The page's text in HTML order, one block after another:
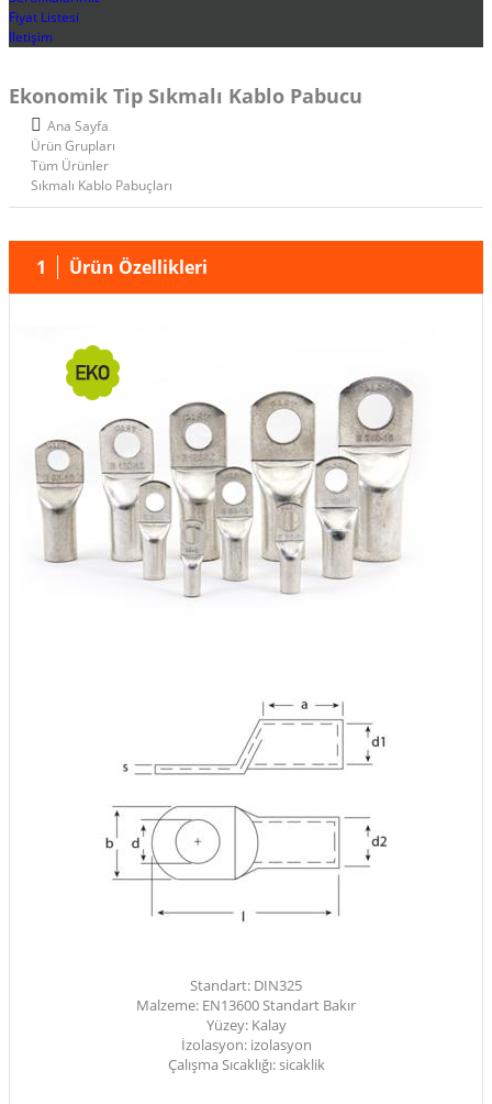
Fiyat Listesi
İletişim
Ekonomik Tip Sıkmalı Kablo Pabucu
Ana Sayfa
Ürün Grupları
Tüm Ürünler
Sıkmalı Kablo Pabuçları
1 Ürün Özellikleri
Standart: DIN325
Malzeme: EN13600 Standart Bakır
Yüzey: Kalay
İzolasyon: izolasyon
Çalışma Sıcaklığı: sicaklik